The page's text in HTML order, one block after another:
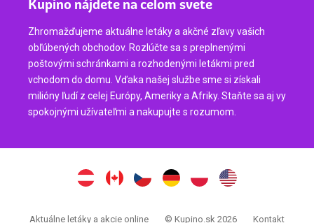
Kupino nájdete na celom svete
Zhromažďujeme aktuálne letáky a akčné zľavy vašich
obľúbených obchodov. Rozlúčte sa s preplnenými
poštovými schránkami a rozhodenými letákmi pred
vchodom do domu. Vďaka našej službe sme si získali
milióny ľudí z celej Európy, Ameriky a Afriky. Staňte sa aj vy
spokojnými užívateľmi a nakupujte s rozumom.
Aktuálne letáky a akcie online © Kupino.sk 2026 Kontakt